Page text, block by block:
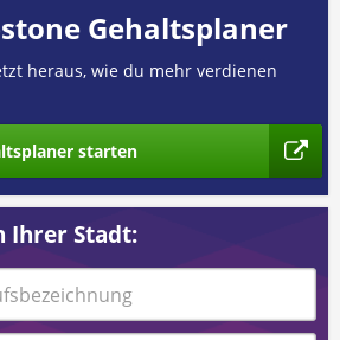
Gehaltsplaner
heraus, wie du mehr verdienen
starten
Ihrer Stadt: